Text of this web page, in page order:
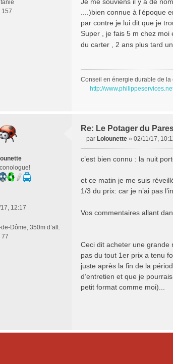
157
n
l
u
....)bien connue à l'époque
par contre je lui dit que je
Super , je fais 5 m chez
du carter , 2 ans plus tard
Conseil en énergie durable de la
http://
12:17
Dôme, 350m d’alt.
77
Re: Le Potager du
s
a
g
u
par Lolounette » 02/11/17,
c’est bien connu : la nuit
et ce matin je me suis
1/3 du prix: car je n’ai pas
Vos commentaires allant
Ceci dit acheter une grande
pas du tout 1er prix a tenu
juste après la fin de la
d’entretien et que je
petit format comme moi)...